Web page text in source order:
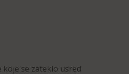
koje se zateklo usred